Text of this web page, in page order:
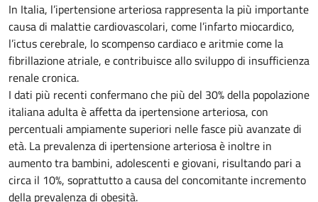
In Italia, l’ipertensione arteriosa rappresenta la più importante
causa di malattie cardiovascolari, come l’infarto miocardico,
l’ictus cerebrale, lo scompenso cardiaco e aritmie come la
fibrillazione atriale, e contribuisce allo sviluppo di insufficienza
renale cronica.
I dati più recenti confermano che più del 30% della popolazione
italiana adulta è affetta da ipertensione arteriosa, con
percentuali ampiamente superiori nelle fasce più avanzate di
età. La prevalenza di ipertensione arteriosa è inoltre in
aumento tra bambini, adolescenti e giovani, risultando pari a
circa il 10%, soprattutto a causa del concomitante incremento
della prevalenza di obesità.